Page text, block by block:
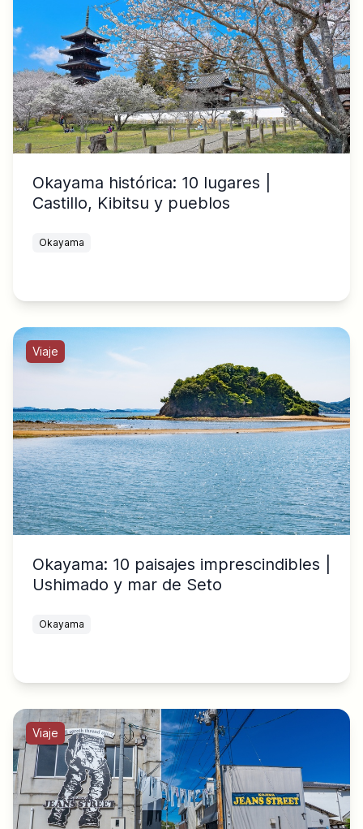
Okayama histórica: 10 lugares |
Castillo, Kibitsu y pueblos
Okayama
Viaje
Okayama: 10 paisajes imprescindibles |
Ushimado y mar de Seto
Okayama
Viaje